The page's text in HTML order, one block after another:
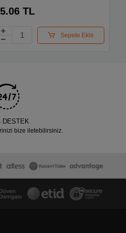
TL
Sepete Ekle
DESTEK
bize iletebilirsiniz.